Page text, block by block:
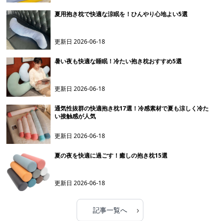
夏用抱き枕で快適な涼眠を！ひんやり心地よい5選
更新日2026-06-18
暑い夜も快適な睡眠！冷たい抱き枕おすすめ5選
更新日2026-06-18
通気性抜群の快適抱き枕17選！冷感素材で夏も涼しく冷た
い接触感が人気
更新日2026-06-18
夏の夜を快適に過ごす！癒しの抱き枕15選
更新日2026-06-18
記事一覧へ ›